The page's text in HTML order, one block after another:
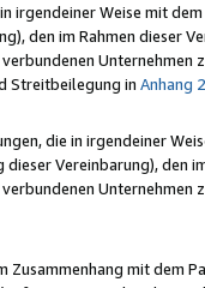
irgendeiner Weise mit
den im Rahmen dieser
Streitbeilegung in Anhang 2
die in irgendeiner
Vereinbarung), den
Zusammenhang mit dem